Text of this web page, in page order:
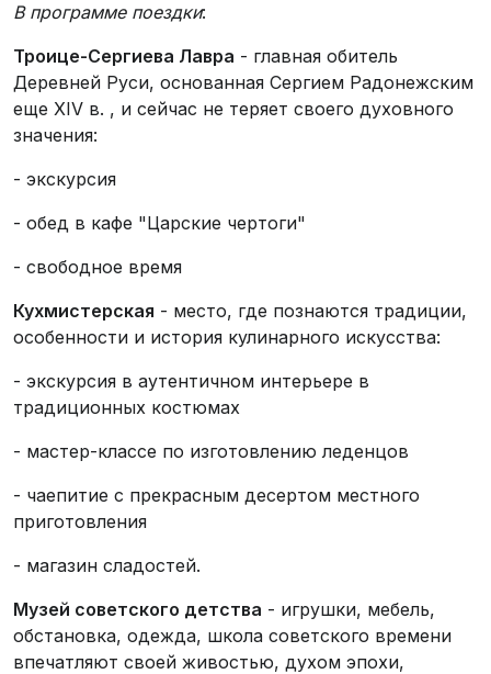
В программе поездки:
Троице-Сергиева Лавра - главная обитель
Деревней Руси, основанная Сергием Радонежским
еще XIV в. , и сейчас не теряет своего духовного
значения:
- экскурсия
- обед в кафе "Царские чертоги"
- свободное время
Кухмистерская - место, где познаются традиции,
особенности и история кулинарного искусства:
- экскурсия в аутентичном интерьере в
традиционных костюмах
- мастер-классе по изготовлению леденцов
- чаепитие с прекрасным десертом местного
приготовления
- магазин сладостей.
Музей советского детства - игрушки, мебель,
обстановка, одежда, школа советского времени
впечатляют своей живостью, духом эпохи,